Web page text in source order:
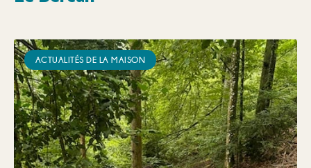
ACTUALITÉS DE LA MAISON